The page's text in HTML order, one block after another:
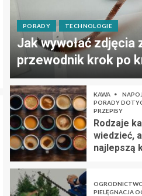
PORADY TECHNOLOGIE
Jak wywołać zdjęcia
przewodnik krok po
KAWA
PORADY
PRZEPISY
Rodzaje
wiedzieć,
najlepszą
PIELĘGNACJA